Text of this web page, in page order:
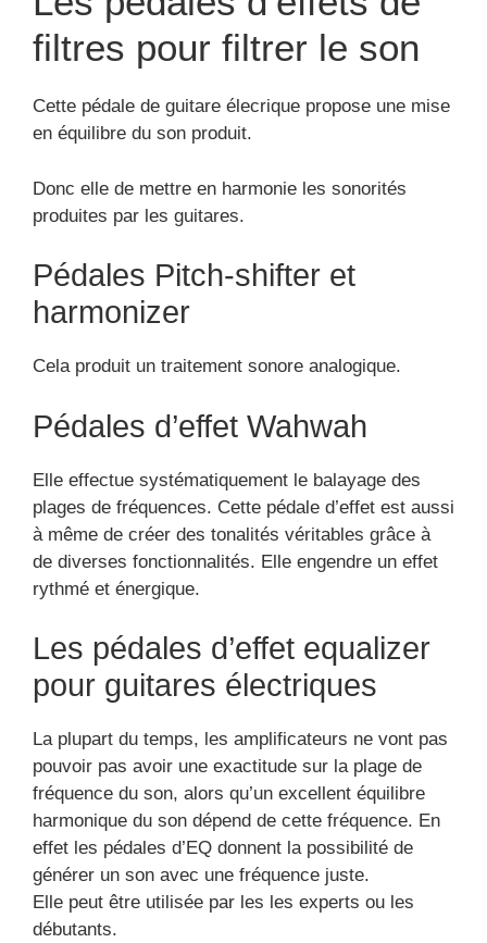
filtres pour filtrer le son
Cette pédale de guitare élecrique propose une mise
en équilibre du son produit.
Donc elle de mettre en harmonie les sonorités
produites par les guitares.
Pédales Pitch-shifter et
harmonizer
Cela produit un traitement sonore analogique.
Pédales d’effet Wahwah
Elle effectue systématiquement le balayage des
plages de fréquences. Cette pédale d’effet est aussi
à même de créer des tonalités véritables grâce à
de diverses fonctionnalités. Elle engendre un effet
rythmé et énergique.
Les pédales d’effet equalizer
pour guitares électriques
La plupart du temps, les amplificateurs ne vont pas
pouvoir pas avoir une exactitude sur la plage de
fréquence du son, alors qu’un excellent équilibre
harmonique du son dépend de cette fréquence. En
effet les pédales d’EQ donnent la possibilité de
générer un son avec une fréquence juste.
Elle peut être utilisée par les les experts ou les
débutants.